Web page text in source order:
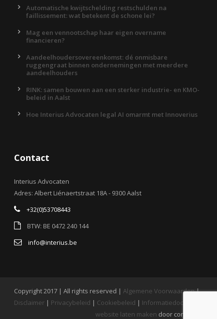
Automatische kwijtschelding restschulden na
faillissement: wat betekent de schone lei?
Mag een vennootschap haar eigen overname
financieren?
Aandeelhoudersovereenkomst: dé onmisbare
ruggengraat binnen ondernemingen met meerdere
aandeelhouders
RINK: samen bouwen aan een sterker industrie- en KMO-
beleid in Aalst
Hoe Interius Advocaten legal AI omarmt met Innoverius
Contact
Interius Advocaten
Adres: Albert Liénaertstraat 18A - 9300 Aalst
+32(0)53708443
BTW: BE 0472 240 144
info@interius.be
Copyright 2017 | All rights reserved | Algemene Voorwaarden|
Disclaimer | Privacybeleid | Cookiebeleid | Informatiedocument
website laten maken door conversal